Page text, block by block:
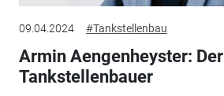
09.04.2024 #Tankstellenbau
Armin Aengenheyster: Der
Tankstellenbauer